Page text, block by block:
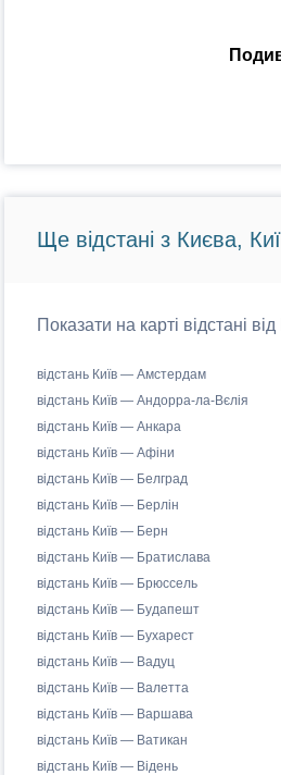
Ще відстані з Києва,
Показати на карті відстані
відстань Київ — Амстердам
відстань Київ — Андорра-ла-Вєлія
відстань Київ — Анкара
відстань Київ — Афіни
відстань Київ — Белград
відстань Київ — Берлін
відстань Київ — Берн
відстань Київ — Братислава
відстань Київ — Брюссель
відстань Київ — Будапешт
відстань Київ — Бухарест
відстань Київ — Вадуц
відстань Київ — Валетта
відстань Київ — Варшава
відстань Київ — Ватикан
відстань Київ — Відень